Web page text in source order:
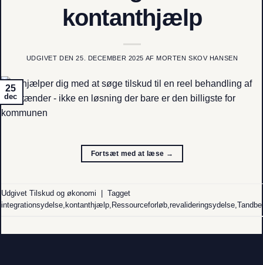
kontanthjælp
UDGIVET DEN25. DECEMBER 2025 AF MORTEN SKOV HANSEN
25
dec
Fortsæt med at læse →
Udgivet Tilskud og økonomi
Tagget
integrationsydelse kontanthjælp Ressourceforløb revalideringsydelse